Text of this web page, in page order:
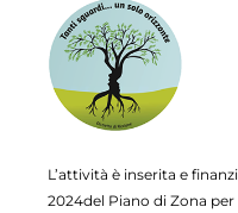
L’attività è inserita e
2024del Piano di Zona per